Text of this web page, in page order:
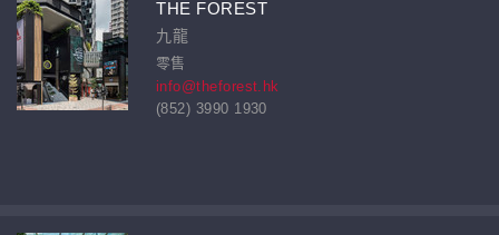
THE FOREST
九龍
零售
info@theforest.hk
(852) 3990 1930